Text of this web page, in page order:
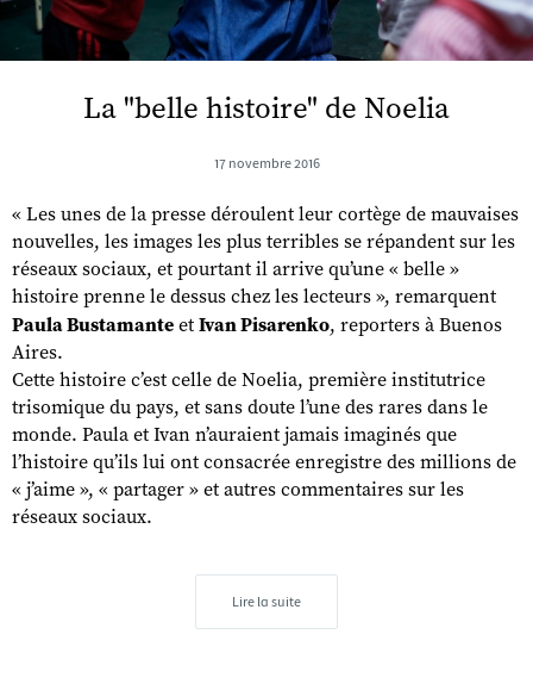
La "belle histoire" de Noelia
17 novembre 2016
« Les unes de la presse déroulent leur cortège de mauvaises
nouvelles, les images les plus terribles se répandent sur les
réseaux sociaux, et pourtant il arrive qu’une « belle »
histoire prenne le dessus chez les lecteurs », remarquent
Paula Bustamante et Ivan Pisarenko, reporters à Buenos
Aires.
Cette histoire c’est celle de Noelia, première institutrice
trisomique du pays, et sans doute l’une des rares dans le
monde. Paula et Ivan n’auraient jamais imaginés que
l’histoire qu’ils lui ont consacrée enregistre des millions de
« j’aime », « partager » et autres commentaires sur les
réseaux sociaux.
Lire la suite